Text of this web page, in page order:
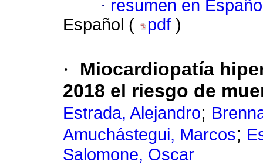
· resumen en
Español (
pdf )
·
Miocardiopatía
2018 el riesgo de
Estrada, Alejandro;
Amuchástegui, Marcos;
Salomone, Oscar